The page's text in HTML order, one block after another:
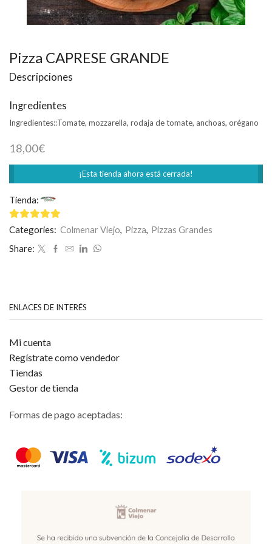
Pizza CAPRESE GRANDE
Descripciones
Ingredientes
Ingredientes::Tomate, mozzarella, rodaja de tomate, anchoas, orégano
18,00€
¡Esta tienda ahora está cerrada!
Tienda:
4.75de 5
Categories: Colmenar Viejo, Pizza, Pizzas Grandes
Share:
ENLACES DE INTERÉS
Mi cuenta
Regístrate como vendedor
Tiendas
Gestor de tienda
Formas de pago aceptadas: